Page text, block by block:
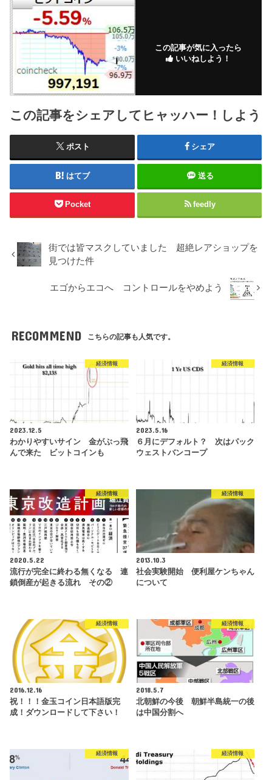
この記事が気に入ったら
いいねしよう！
この記事をシェアしてヒャッハー！しよう
ポスト シェア
はてブ 送る
Pocket feedly
街では皆マスクしていました 超絶レアショップを
見つけた件
エゴからエコへ コントロールをやめよう
RECOMMEND こちらの記事も人気です。
経済情報
2023.12.5
わかりやすいサイン 金がぶっ飛
んで来た ビットコインも
経済情報
2023.5.16
６月にデフォルト？ 次はパック
ウェストバンコープ
経済情報
2020.5.22
流行が完全に終わる無くなる 連
鎖倒産が起きる流れ その②
経済情報
2013.10.3
社会実験開始 便利屋ケンちゃん
について
経済情報
2016.12.16
祝！！！金玉コイン日本語版完
成！ダウンロードして下さい！
経済情報
2018.5.7
北朝鮮の今後 朝鮮半島統一の後
は中国分割へ
経済情報 経済情報